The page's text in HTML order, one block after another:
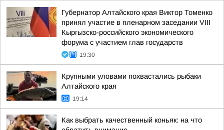
Губернатор Алтайского края Виктор Томенко
принял участие в пленарном заседании VIII
Кыргызско-российского экономического
форума с участием глав государств
19:30
Крупными уловами похвастались рыбаки
Алтайского края
19:14
Как выбрать качественный коньяк: на что